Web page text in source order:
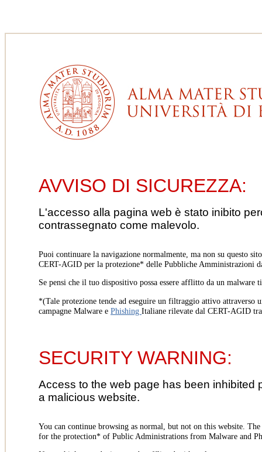
AVVISO DI SICUREZZA:
L'accesso alla pagina web è stato inibito
contrassegnato come malevolo.
Puoi continuare la navigazione normalmente, ma non su questo
CERT-AGID per la protezione* delle Pubbliche Amministrazioni
Se pensi che il tuo dispositivo possa essere afflitto da un
*(Tale protezione tende ad eseguire un filtraggio attivo
campagne Malware e Phishing Italiane rilevate dal CERT-AGID
SECURITY WARNING:
Access to the web page has been
a malicious website.
You can continue browsing as normal, but not on this website.
for the protection* of Public Administrations from Malware and